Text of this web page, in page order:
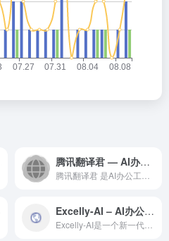
腾讯翻译君 — AI办公工具领域的专业 AI 工具
Excelly-AI – AI办公工具